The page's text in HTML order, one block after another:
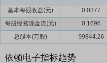
基本每股收益(元) 0.0377
每股经营现金流(元)
0.1696
总股本(万股)
99844.26
依顿电子指标趋势